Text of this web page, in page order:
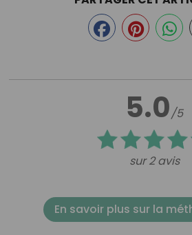
5.0/5
sur 2 avis
En savoir plus sur la